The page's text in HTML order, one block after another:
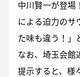
中川賢一が登場
による迫力のサ
た味も違う！」
なお、埼玉会館
提示すると、様